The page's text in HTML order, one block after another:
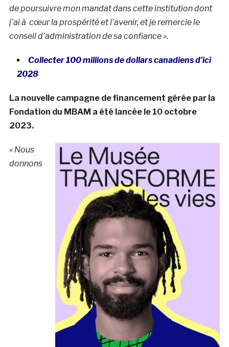
de poursuivre mon mandat dans cette institution dont
j’ai à cœur la prospérité et l’avenir, et je remercie le
conseil d’administration de sa confiance ».
Collecter 100 millions de dollars canadiens d’ici
2028
La nouvelle campagne de financement gérée par la
Fondation du MBAM a été lancée le 10 octobre
2023.
« Nous
donnons